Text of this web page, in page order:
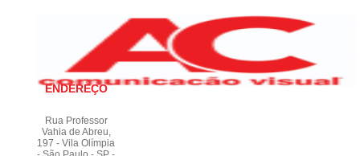
ENDEREÇO
Rua Professor
Vahia de Abreu,
197 - Vila Olímpia